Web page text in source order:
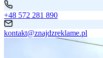
+48 572 281 890
kontakt@znajdzreklame.pl